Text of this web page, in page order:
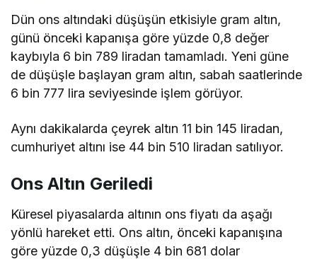
Dün ons altındaki düşüşün etkisiyle gram altın,
günü önceki kapanışa göre yüzde 0,8 değer
kaybıyla 6 bin 789 liradan tamamladı. Yeni güne
de düşüşle başlayan gram altın, sabah saatlerinde
6 bin 777 lira seviyesinde işlem görüyor.
Aynı dakikalarda çeyrek altın 11 bin 145 liradan,
cumhuriyet altını ise 44 bin 510 liradan satılıyor.
Ons Altın Geriledi
Küresel piyasalarda altının ons fiyatı da aşağı
yönlü hareket etti. Ons altın, önceki kapanışına
göre yüzde 0,3 düşüşle 4 bin 681 dolar